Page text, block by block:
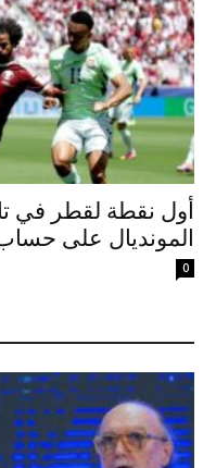
أول نقطة لقطر في
المونديال على
0